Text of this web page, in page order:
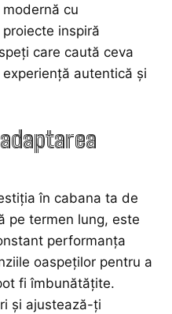
cu
inspiră
care caută ceva
autentică și
în cabana ta de
pe termen lung, este
performanța
oaspeților pentru a
fi îmbunătățite.
și ajustează-ți